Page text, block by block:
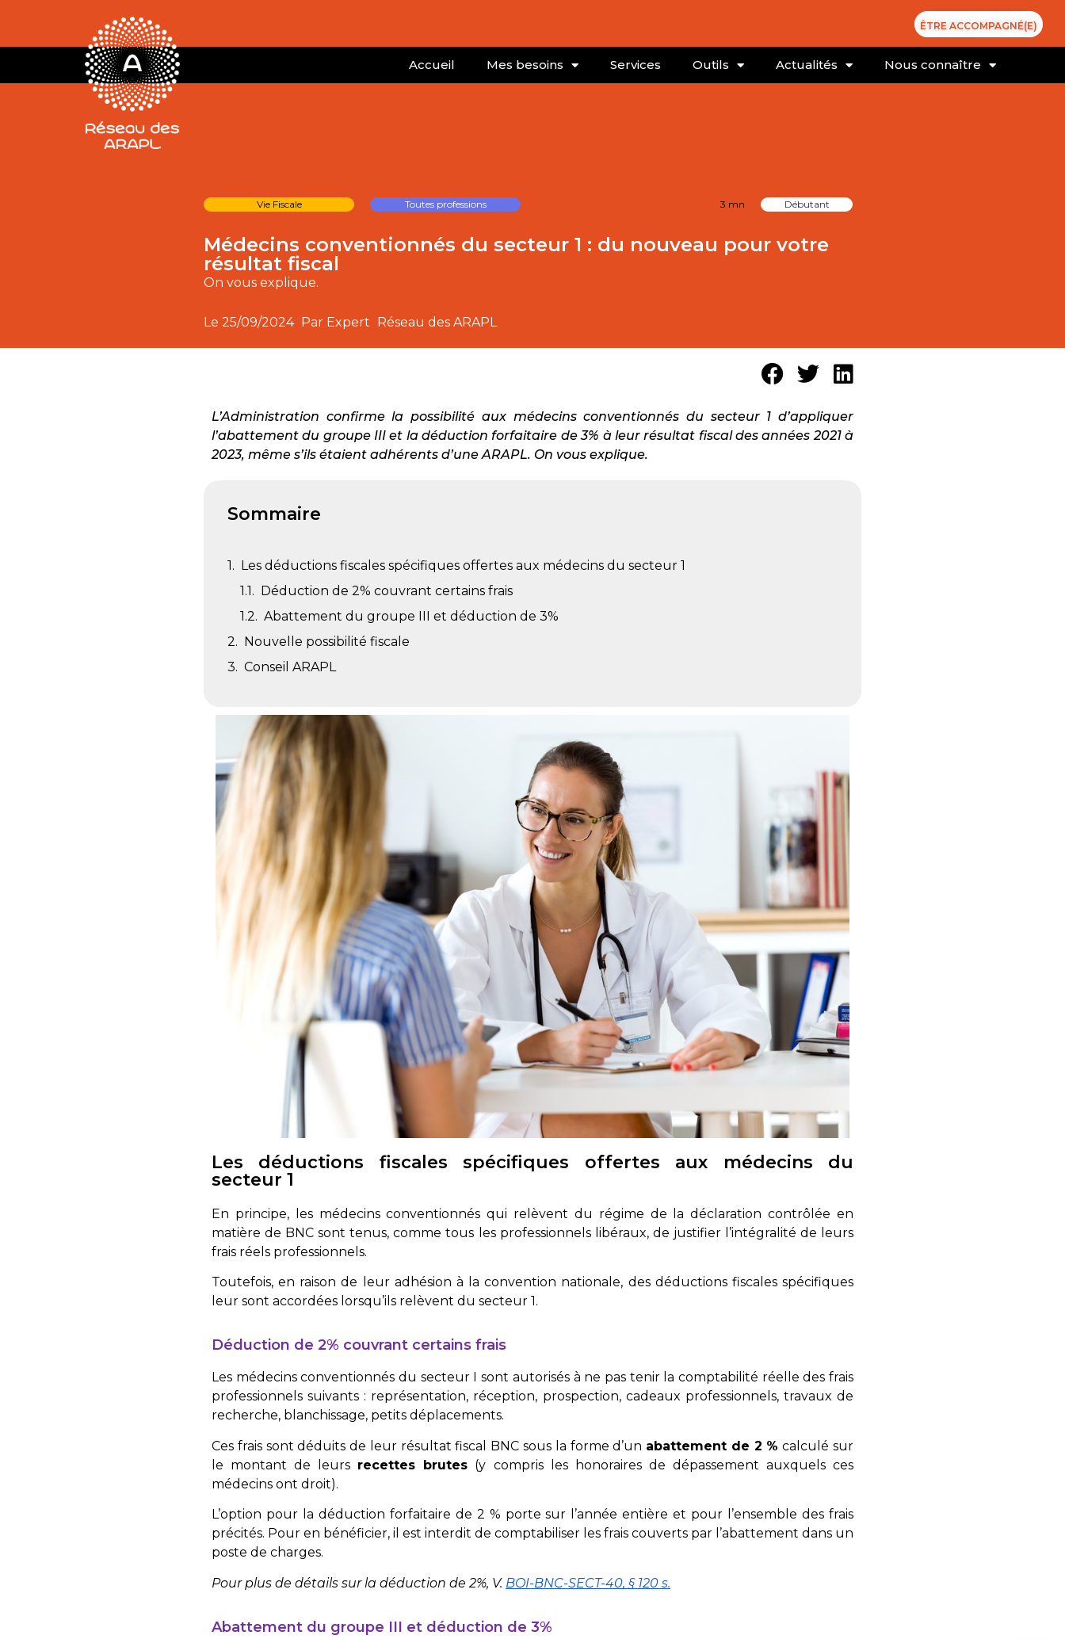
ÊTRE ACCOMPAGNÉ(E)
Accueil Mes besoins Services Outils Actualités Nous connaître
Vie Fiscale Toutes professions 3 mn Débutant
Médecins conventionnés du secteur 1 : du nouveau pour votre
résultat fiscal
On vous explique.
Le 25/09/2024 Par Expert Réseau des ARAPL
L’Administration confirme la possibilité aux médecins conventionnés du secteur 1 d’appliquer
l’abattement du groupe III et la déduction forfaitaire de 3% à leur résultat fiscal des années 2021 à
2023, même s’ils étaient adhérents d’une ARAPL. On vous explique.
Sommaire
Les déductions fiscales spécifiques offertes aux médecins du secteur 1
Déduction de 2% couvrant certains frais
Abattement du groupe III et déduction de 3%
Nouvelle possibilité fiscale
Conseil ARAPL​
Les déductions fiscales spécifiques offertes aux médecins du
secteur 1
En principe, les médecins conventionnés qui relèvent du régime de la déclaration contrôlée en
matière de BNC sont tenus, comme tous les professionnels libéraux, de justifier l’intégralité de leurs
frais réels professionnels.
Toutefois, en raison de leur adhésion à la convention nationale, des déductions fiscales spécifiques
leur sont accordées lorsqu’ils relèvent du secteur 1.
Déduction de 2% couvrant certains frais
Les médecins conventionnés du secteur I sont autorisés à ne pas tenir la comptabilité réelle des frais
professionnels suivants : représentation, réception, prospection, cadeaux professionnels, travaux de
recherche, blanchissage, petits déplacements.
Ces frais sont déduits de leur résultat fiscal BNC sous la forme d’un abattement de 2 % calculé sur
le montant de leurs recettes brutes (y compris les honoraires de dépassement auxquels ces
médecins ont droit).
L’option pour la déduction forfaitaire de 2 % porte sur l’année entière et pour l’ensemble des frais
précités. Pour en bénéficier, il est interdit de comptabiliser les frais couverts par l’abattement dans un
poste de charges.
Pour plus de détails sur la déduction de 2%, V. BOI-BNC-SECT-40, § 120 s.
Abattement du groupe III et déduction de 3%